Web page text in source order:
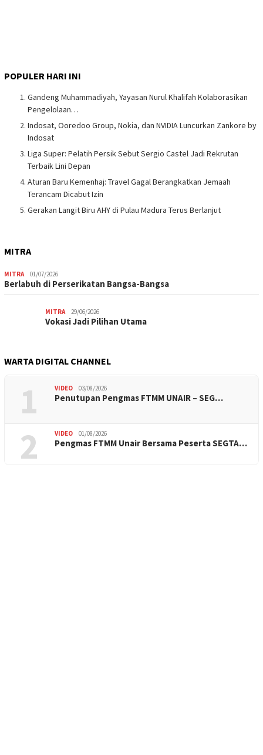
POPULER HARI INI
Gandeng Muhammadiyah, Yayasan Nurul Khalifah Kolaborasikan
Pengelolaan…
Indosat, Ooredoo Group, Nokia, dan NVIDIA Luncurkan Zankore by
Indosat
Liga Super: Pelatih Persik Sebut Sergio Castel Jadi Rekrutan
Terbaik Lini Depan
Aturan Baru Kemenhaj: Travel Gagal Berangkatkan Jemaah
Terancam Dicabut Izin
Gerakan Langit Biru AHY di Pulau Madura Terus Berlanjut
MITRA
MITRA 01/07/2026
Berlabuh di Perserikatan Bangsa-Bangsa
MITRA 29/06/2026
Vokasi Jadi Pilihan Utama
WARTA DIGITAL CHANNEL
1 VIDEO 03/08/2026
Penutupan Pengmas FTMM UNAIR – SEG…
2 VIDEO 01/08/2026
Pengmas FTMM Unair Bersama Peserta SEGTA…